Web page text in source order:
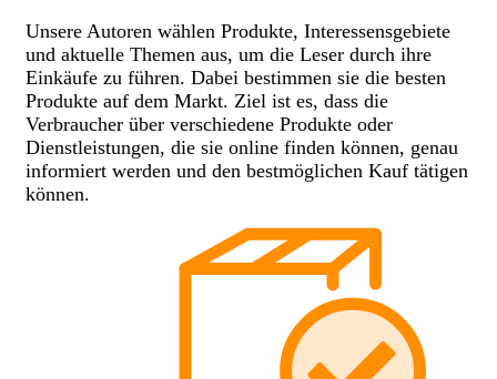
Unsere Autoren wählen Produkte, Interessensgebiete
und aktuelle Themen aus, um die Leser durch ihre
Einkäufe zu führen. Dabei bestimmen sie die besten
Produkte auf dem Markt. Ziel ist es, dass die
Verbraucher über verschiedene Produkte oder
Dienstleistungen, die sie online finden können, genau
informiert werden und den bestmöglichen Kauf tätigen
können.